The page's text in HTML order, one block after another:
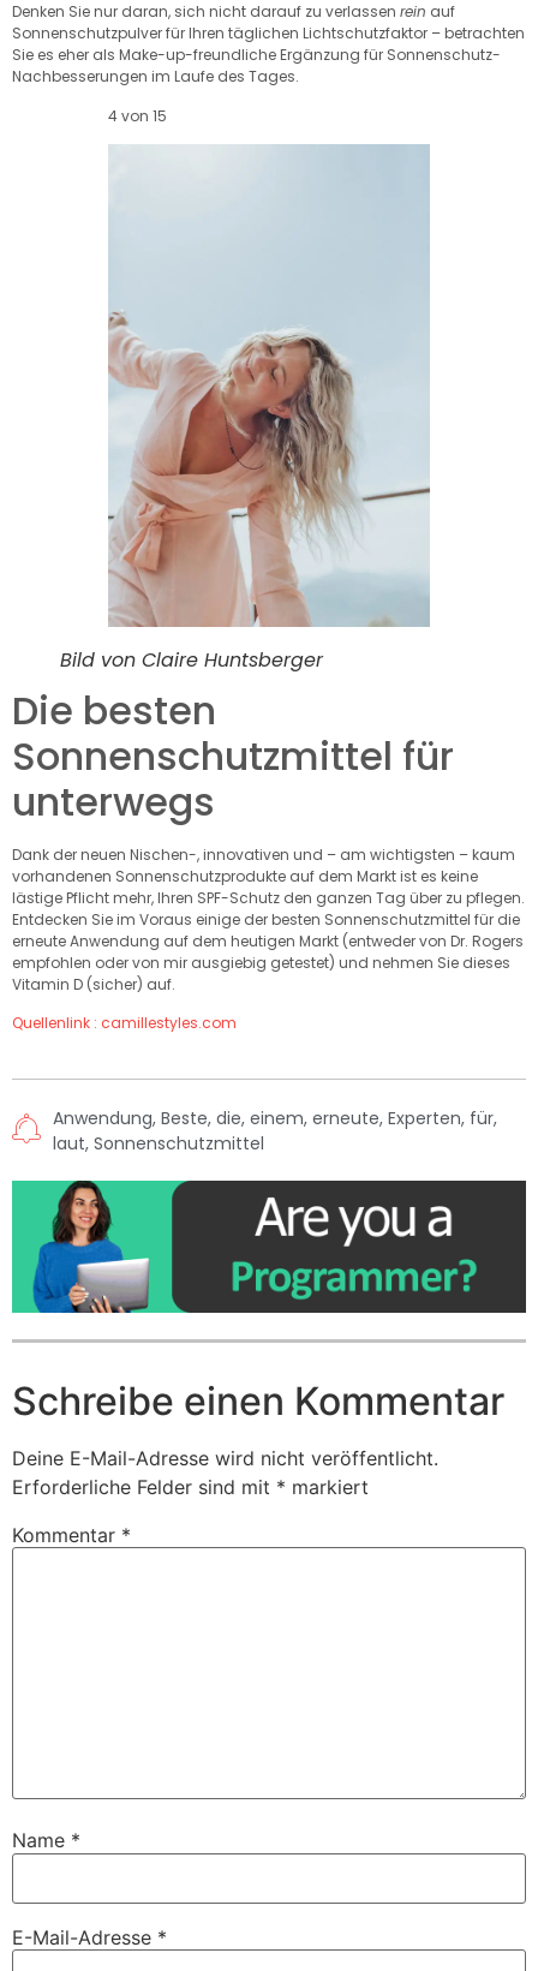
Denken Sie nur daran, sich nicht darauf zu verlassen rein auf
Sonnenschutzpulver für Ihren täglichen Lichtschutzfaktor – betrachten
Sie es eher als Make-up-freundliche Ergänzung für Sonnenschutz-
Nachbesserungen im Laufe des Tages.
4 von 15
Bild von Claire Huntsberger
Die besten
Sonnenschutzmittel für
unterwegs
Dank der neuen Nischen-, innovativen und – am wichtigsten – kaum
vorhandenen Sonnenschutzprodukte auf dem Markt ist es keine
lästige Pflicht mehr, Ihren SPF-Schutz den ganzen Tag über zu pflegen.
Entdecken Sie im Voraus einige der besten Sonnenschutzmittel für die
erneute Anwendung auf dem heutigen Markt (entweder von Dr. Rogers
empfohlen oder von mir ausgiebig getestet) und nehmen Sie dieses
Vitamin D (sicher) auf.
Quellenlink : camillestyles.com
Anwendung, Beste, die, einem, erneute, Experten, für,
laut, Sonnenschutzmittel
Schreibe einen Kommentar
Deine E-Mail-Adresse wird nicht veröffentlicht.
Erforderliche Felder sind mit * markiert
Kommentar *
Name *
E-Mail-Adresse *